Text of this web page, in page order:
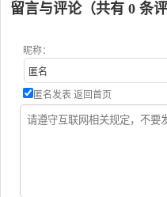
留言与评论（共有 0 条评
昵称：
匿名发表 返回首页